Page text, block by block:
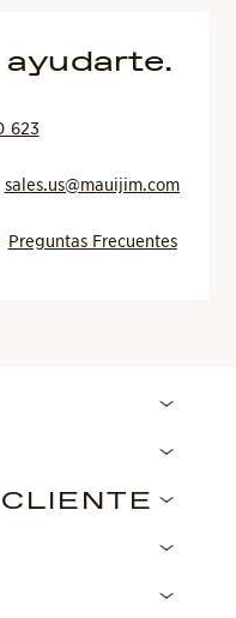
623
sales.us@mauijim.com
Preguntas Frecuentes